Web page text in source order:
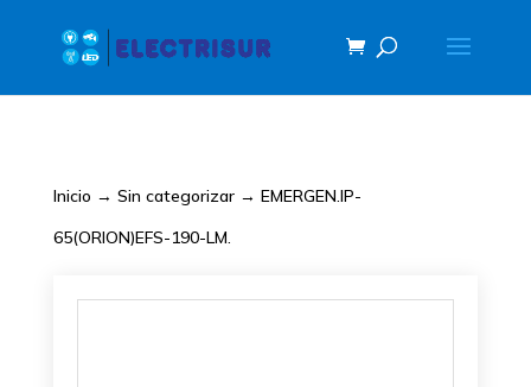
Inicio → Sin categorizar→ EMERGEN.IP-
65(ORION)EFS-190-LM.